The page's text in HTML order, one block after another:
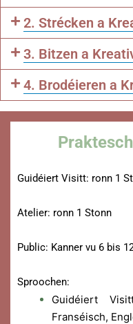
2. Strécken a
3. Bitzen a
4. Brodéieren a
Guidéiert Visitt: ronn 1
Atelier: ronn 1 Stonn
Public: Kanner vu 6 bis
Sproochen:
Guidéiert
Franséisch,